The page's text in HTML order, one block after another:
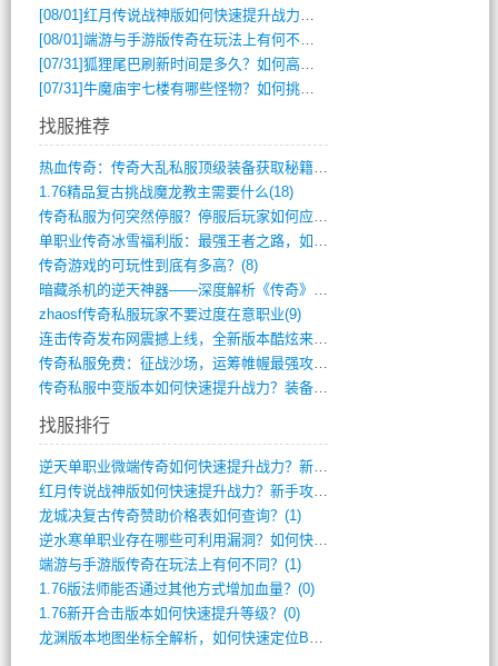
[08/01]红月传说战神版如何快速提升战力？新手攻略全解析？
[08/01]端游与手游版传奇在玩法上有何不同？
[07/31]狐狸尾巴刷新时间是多久？如何高效获取传奇手游中的狐狸尾巴？
[07/31]牛魔庙宇七楼有哪些怪物？如何挑战它们？
找服推荐
热血传奇：传奇大乱私服顶级装备获取秘籍(887)
1.76精品复古挑战魔龙教主需要什么(18)
传奇私服为何突然停服？停服后玩家如何应对(744)
单职业传奇冰雪福利版：最强王者之路，如何(659)
传奇游戏的可玩性到底有多高？(8)
暗藏杀机的逆天神器——深度解析《传奇》祈(374)
zhaosf传奇私服玩家不要过度在意职业(9)
连击传奇发布网震撼上线，全新版本酷炫来袭(12)
传奇私服免费：征战沙场，运筹帷幄最强攻城(516)
传奇私服中变版本如何快速提升战力？装备强(1012)
找服排行
逆天单职业微端传奇如何快速提升战力？新手(2)
红月传说战神版如何快速提升战力？新手攻略(2)
龙城决复古传奇赞助价格表如何查询？(1)
逆水寒单职业存在哪些可利用漏洞？如何快速(1)
端游与手游版传奇在玩法上有何不同？(1)
1.76版法师能否通过其他方式增加血量？(0)
1.76新开合击版本如何快速提升等级？(0)
龙渊版本地图坐标全解析，如何快速定位BO(0)